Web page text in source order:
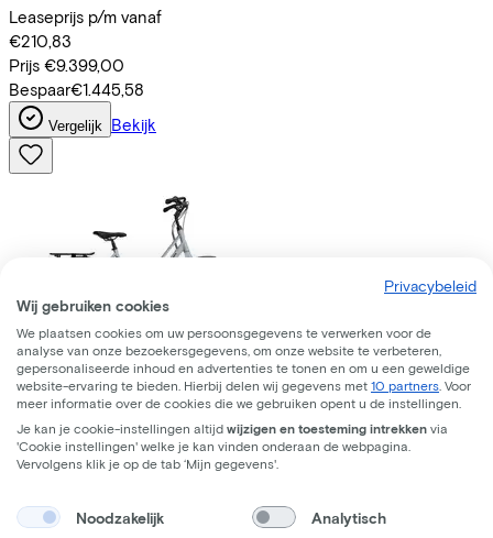
Leaseprijs p/m vanaf
€210,83
Prijs €9.399,00
Bespaar€1.445,58
Vergelijk Bekijk
Batavus Fonk 7 2026 (2026)
Leaseprijs p/m vanaf
Prijs €899,00
Privacybeleid
Wij gebruiken cookies
We plaatsen cookies om uw persoonsgegevens te verwerken voor de
analyse van onze bezoekersgegevens, om onze website te verbeteren,
gepersonaliseerde inhoud en advertenties te tonen en om u een geweldige
website-ervaring te bieden. Hierbij delen wij gegevens met 10 partners . Voor
meer informatie over de cookies die we gebruiken opent u de instellingen.
Je kan je cookie-instellingen altijd wijzigen en toesteming intrekken via
'Cookie instellingen' welke je kan vinden onderaan de webpagina.
Vervolgens klik je op de tab ‘Mijn gegevens'.
Noodzakelijk Analytisch